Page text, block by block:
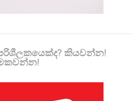
පරිශීලකයෙක්ද? කියවන්න!